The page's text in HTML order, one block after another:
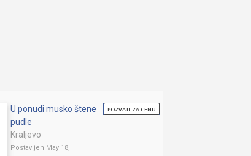
U ponudi musko štene
pudle
Kraljevo
Postavljen May 18,
POZVATI ZA CENU